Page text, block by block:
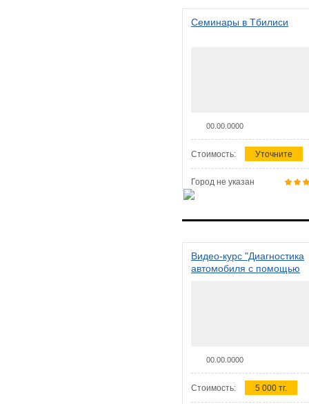
Семинары в Тбилиси
00.00.0000
Стоимость: Уточните
Город не указан
Видео-курс "Диагностика
автомобиля с помощью
00.00.0000
Стоимость: 5 000 тг.